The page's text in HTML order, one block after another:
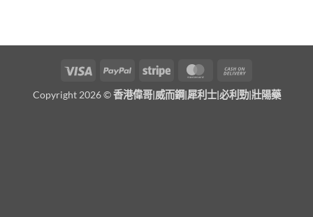
Visa PayPal Stripe MasterCard
Delivery
Copyright 2026 ©香港偉哥|威而鋼|犀利士|必利勁|壯陽藥